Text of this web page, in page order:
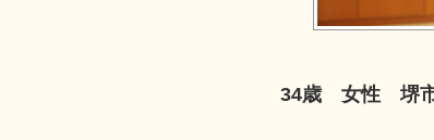
34歳 女性 堺